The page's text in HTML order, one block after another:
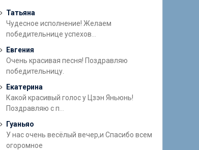
Татьяна
Чудесное исполнение! Желаем
победительнице успехов
Евгения
Очень красивая песня! Поздравляю
победительницу.
Екатерина
Какой красивый голос у Цзэн Яньюнь!
Поздравляю с п
Гуаньяо
У нас очень весёлый вечер,и Спасибо всем
огоромное